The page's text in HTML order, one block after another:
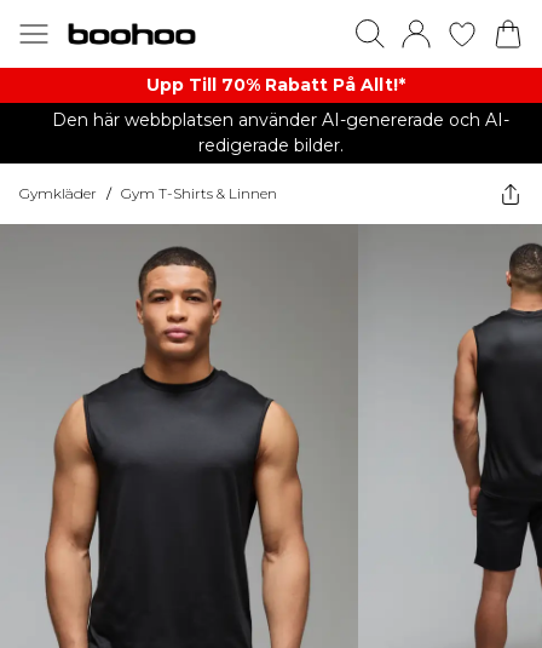
Upp Till 70% Rabatt På Allt!*
Den här webbplatsen använder AI-genererade och AI-
redigerade bilder.
Gymkläder / Gym T-Shirts & Linnen